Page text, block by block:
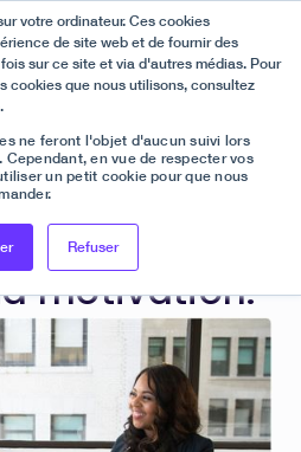
votre ordinateur. Ces cookies
de site web et de fournir des
sur ce site et via d'autres médias. Pour
cookies que nous utilisons, consultez
ne feront l'objet d'aucun suivi lors
en vue de respecter vos
un petit cookie pour que nous
Refuser
nouvelle :
Meilleur Support et Haute
nous avons un nouveau look !
nous sur LinkedIn !
savoir plusdifférée:
pour
motivation.